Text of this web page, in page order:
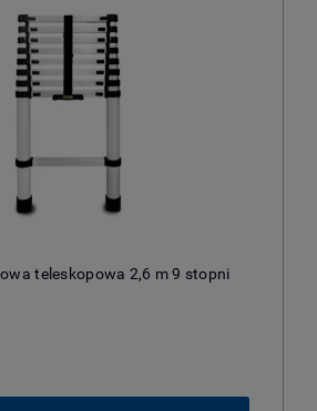
teleskopowa 2,6 m 9 stopni